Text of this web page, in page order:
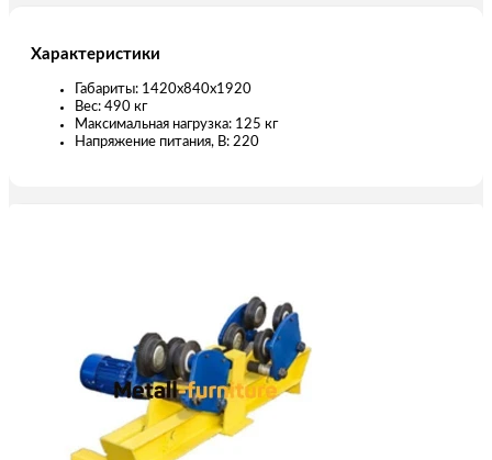
Характеристики
Габариты: 1420x840x1920
Вес: 490 кг
Максимальная нагрузка: 125 кг
Напряжение питания, В: 220